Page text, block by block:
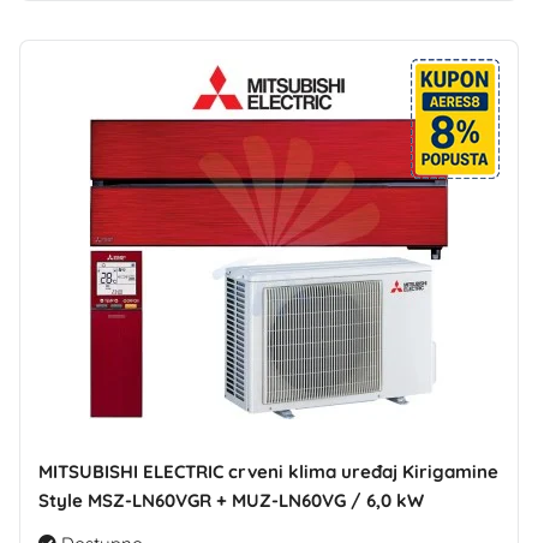
MITSUBISHI ELECTRIC crveni klima uređaj Kirigamine
Style MSZ-LN60VGR + MUZ-LN60VG / 6,0 kW